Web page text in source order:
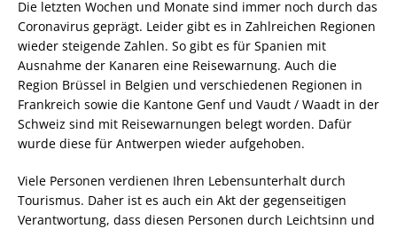
Die letzten Wochen und Monate sind immer noch durch das
Coronavirus geprägt. Leider gibt es in Zahlreichen Regionen
wieder steigende Zahlen. So gibt es für Spanien mit
Ausnahme der Kanaren eine Reisewarnung. Auch die
Region Brüssel in Belgien und verschiedenen Regionen in
Frankreich sowie die Kantone Genf und Vaudt / Waadt in der
Schweiz sind mit Reisewarnungen belegt worden. Dafür
wurde diese für Antwerpen wieder aufgehoben.
Viele Personen verdienen Ihren Lebensunterhalt durch
Tourismus. Daher ist es auch ein Akt der gegenseitigen
Verantwortung, dass diesen Personen durch Leichtsinn und